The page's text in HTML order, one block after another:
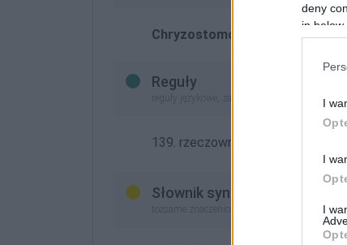
deny
in below
I
I
I
Chryzostomowie Chryzostom
Reguły
reguły językowe, zasady pisowni (nowe
139. rzeczowniki, nazwy (grupy):
Słownik synonimów
tożsame znaczeniowo (zastępcze słowa)